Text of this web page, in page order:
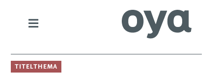
TITELTHEMA